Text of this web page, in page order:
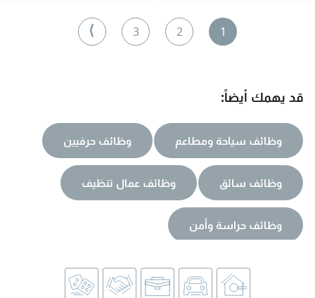
1
2
3
⟩
قد يهمك أيضاً:
وظائف سياحة ومطاعم وظائف حرفيين
وظائف سائق وظائف عمال تنظيف
وظائف حراسة وأمن